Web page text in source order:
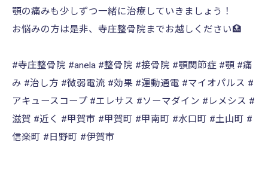
顎の痛みも少しずつ一緒に治療していきましょう！
お悩みの方は是非、寺庄整骨院までお越しください🏥
#寺庄整骨院 #anela #整骨院 #接骨院 #顎関節症 #顎 #痛
み #治し方 #微弱電流 #効果 #運動通電 #マイオパルス #
アキュースコープ #エレサス #ソーマダイン #レメシス #
滋賀 #近く #甲賀市 #甲賀町 #甲南町 #水口町 #土山町 #
信楽町 #日野町 #伊賀市